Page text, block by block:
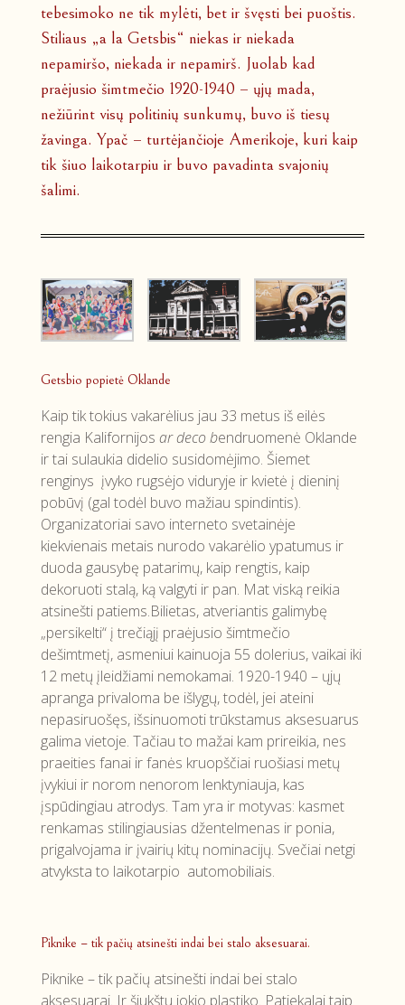
tebesimoko ne tik mylėti, bet ir švęsti bei puoštis.
Stiliaus „a la Getsbis“ niekas ir niekada
nepamiršo, niekada ir nepamirš. Juolab kad
praėjusio šimtmečio 1920-1940 – ųjų mada,
nežiūrint visų politinių sunkumų, buvo iš tiesų
žavinga. Ypač – turtėjančioje Amerikoje, kuri kaip
tik šiuo laikotarpiu ir buvo pavadinta svajonių
šalimi.
Getsbio popietė Oklande
Kaip tik tokius vakarėlius jau 33 metus iš eilės
rengia Kalifornijos ar deco bendruomenė Oklande
ir tai sulaukia didelio susidomėjimo. Šiemet
renginys įvyko rugsėjo viduryje ir kvietė į dieninį
pobūvį (gal todėl buvo mažiau spindintis).
Organizatoriai savo interneto svetainėje
kiekvienais metais nurodo vakarėlio ypatumus ir
duoda gausybę patarimų, kaip rengtis, kaip
dekoruoti stalą, ką valgyti ir pan. Mat viską reikia
atsinešti patiems.Bilietas, atveriantis galimybę
„persikelti“ į trečiąjį praėjusio šimtmečio
dešimtmetį, asmeniui kainuoja 55 dolerius, vaikai iki
12 metų įleidžiami nemokamai. 1920-1940 – ųjų
apranga privaloma be išlygų, todėl, jei ateini
nepasiruošęs, išsinuomoti trūkstamus aksesuarus
galima vietoje. Tačiau to mažai kam prireikia, nes
praeities fanai ir fanės kruopščiai ruošiasi metų
įvykiui ir norom nenorom lenktyniauja, kas
įspūdingiau atrodys. Tam yra ir motyvas: kasmet
renkamas stilingiausias džentelmenas ir ponia,
prigalvojama ir įvairių kitų nominacijų. Svečiai netgi
atvyksta to laikotarpio automobiliais.
Piknike – tik pačių atsinešti indai bei stalo aksesuarai.
Piknike – tik pačių atsinešti indai bei stalo
aksesuarai. Ir šiukštu jokio plastiko. Patiekalai taip